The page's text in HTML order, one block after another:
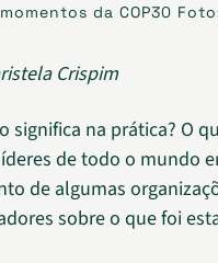
da COP30
Crispim
significa na prática? O
de todo o mundo
de algumas
sobre o que foi